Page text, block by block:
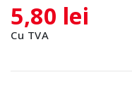
5,80 lei
Cu TVA